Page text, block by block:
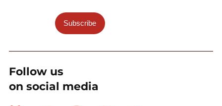
Subscribe
Follow us
on social media